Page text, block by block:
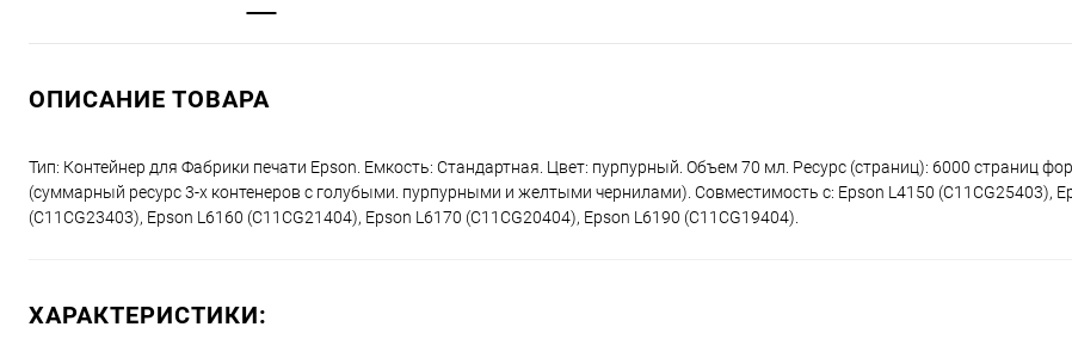
ОПИСАНИЕ ТОВАРА
Тип: Контейнер для Фабрики печати Epson. Емкость: Стандартная. Цвет: пурпурный. Объем 70 мл. Ресурс (страниц): 6000 страниц
(суммарный ресурс 3-х контенеров с голубыми. пурпурными и желтыми чернилами). Совместимость с: Epson L4150 (C11CG25403),
(C11CG23403), Epson L6160 (C11CG21404), Epson L6170 (C11CG20404), Epson L6190 (C11CG19404).
ХАРАКТЕРИСТИКИ: